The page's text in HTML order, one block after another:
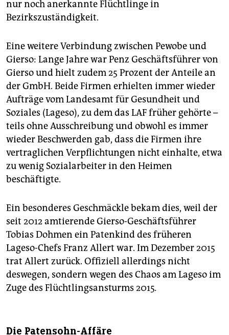
nur noch anerkannte Flüchtlinge in
Bezirkszuständigkeit.
Eine weitere Verbindung zwischen Pewobe und
Gierso: Lange Jahre war Penz Geschäftsführer von
Gierso und hielt zudem 25 Prozent der Anteile an
der GmbH. Beide Firmen erhielten immer wieder
Aufträge vom Landesamt für Gesundheit und
Soziales (Lageso), zu dem das LAF früher gehörte –
teils ohne ­Ausschreibung und obwohl es immer
wieder Beschwerden gab, dass die Firmen ihre
vertraglichen Verpflichtungen nicht einhalte, etwa
zu wenig Sozialarbeiter in den Heimen
beschäftigte.
Ein besonderes Geschmäckle bekam dies, weil der
seit 2012 amtierende Gierso-Geschäftsführer
Tobias Dohmen ein Patenkind des früheren
Lageso-Chefs Franz Allert war. Im Dezember 2015
trat Allert zurück. Offiziell allerdings nicht
deswegen, sondern wegen des Chaos am Lageso im
Zuge des Flüchtlingsansturms 2015.
Die Patensohn-Affäre